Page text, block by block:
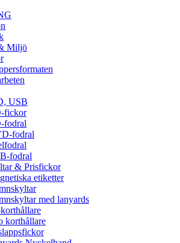
Miljö
USB
fickor
fodral
fodral
fodral
& Prisfickor
etiketter
med lanyards
korthållare